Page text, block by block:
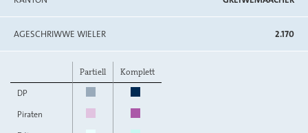
AGESCHRIWWE WIELER 2.170
Partiell
Komplett
DP
Piraten